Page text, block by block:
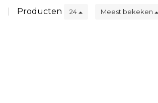
Producten 24 Meest bekeken